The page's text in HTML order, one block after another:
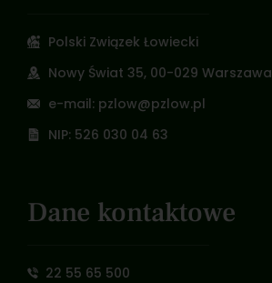
Polski Związek Łowiecki
Nowy Świat 35, 00-029 Warszawa
e-mail: pzlow@pzlow.pl
NIP: 526 030 04 63
Dane kontaktowe
22 55 65 500